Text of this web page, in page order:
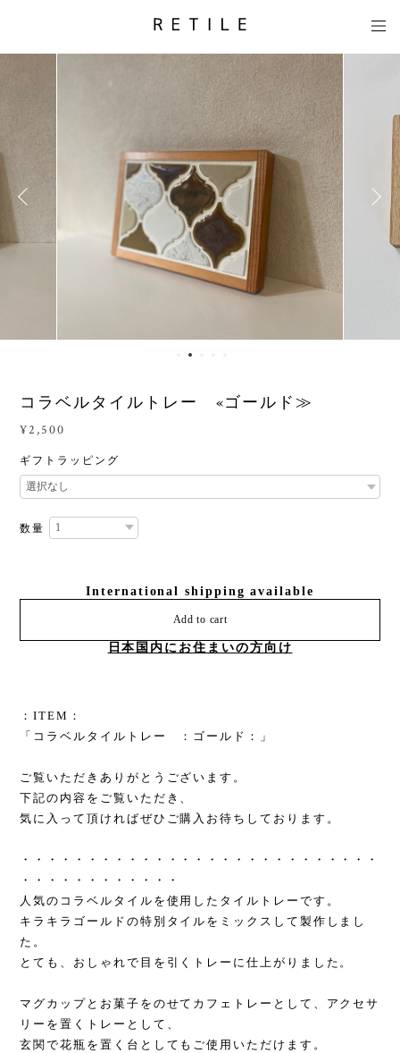
コラベルタイルトレー «ゴールド≫
¥2,500
ギフトラッピング
数量
International shipping available
Add to cart
日本国内にお住まいの方向け
：ITEM：
「コラベルタイルトレー ：ゴールド：」
ご覧いただきありがとうございます。
下記の内容をご覧いただき、
気に入って頂ければぜひご購入お待ちしております。
・・・・・・・・・・・・・・・・・・・・・・・・・・・
・・・・・・・・・・・・
人気のコラベルタイルを使用したタイルトレーです。
キラキラゴールドの特別タイルをミックスして製作しまし
た。
とても、おしゃれで目を引くトレーに仕上がりました。
マグカップとお菓子をのせてカフェトレーとして、アクセサ
リーを置くトレーとして、
玄関で花瓶を置く台としてもご使用いただけます。